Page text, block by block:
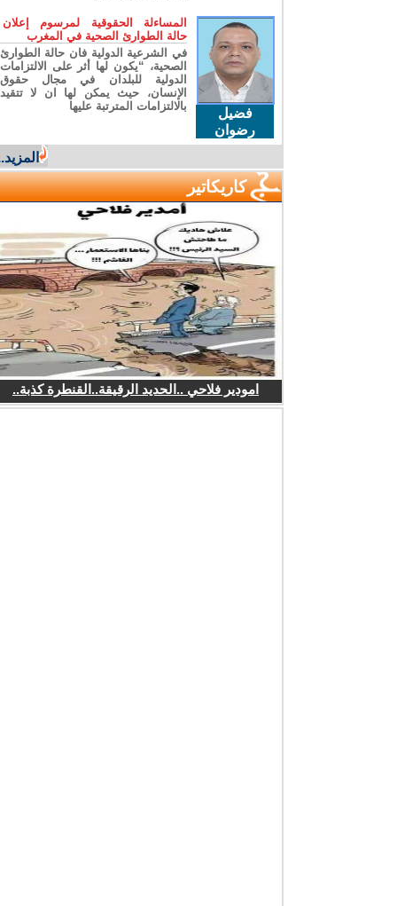
فضيل
رضوان
المساءلة الحقوقية لمرسوم إعلان
حالة الطوارئ الصحية في المغرب
في الشرعية الدولية فان حالة الطوارئ
الصحية، “يكون لها أثر على الالتزامات
الدولية للبلدان في مجال حقوق
الإنسان، حيث يمكن لها ان لا تتقيد
بالالتزامات المترتبة عليها
المزيد...
كاريكاتير
امودير فلاحي ..الحديد الرقيقة..القنطرة كذبة..